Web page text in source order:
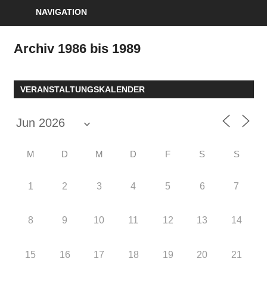
NAVIGATION
Archiv 1986 bis 1989
VERANSTALTUNGSKALENDER
M D M D F S S
1 2 3 4 5 6 7
8 9 10 11 12 13 14
15 16 17 18 19 20 21